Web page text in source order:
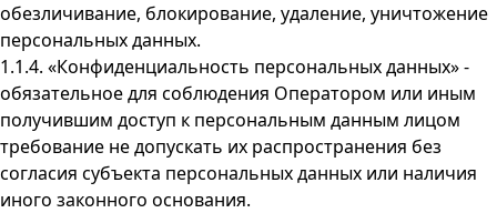
обезличивание, блокирование, удаление, уничтожение
персональных данных.
1.1.4. «Конфиденциальность персональных данных» -
обязательное для соблюдения Оператором или иным
получившим доступ к персональным данным лицом
требование не допускать их распространения без
согласия субъекта персональных данных или наличия
иного законного основания.